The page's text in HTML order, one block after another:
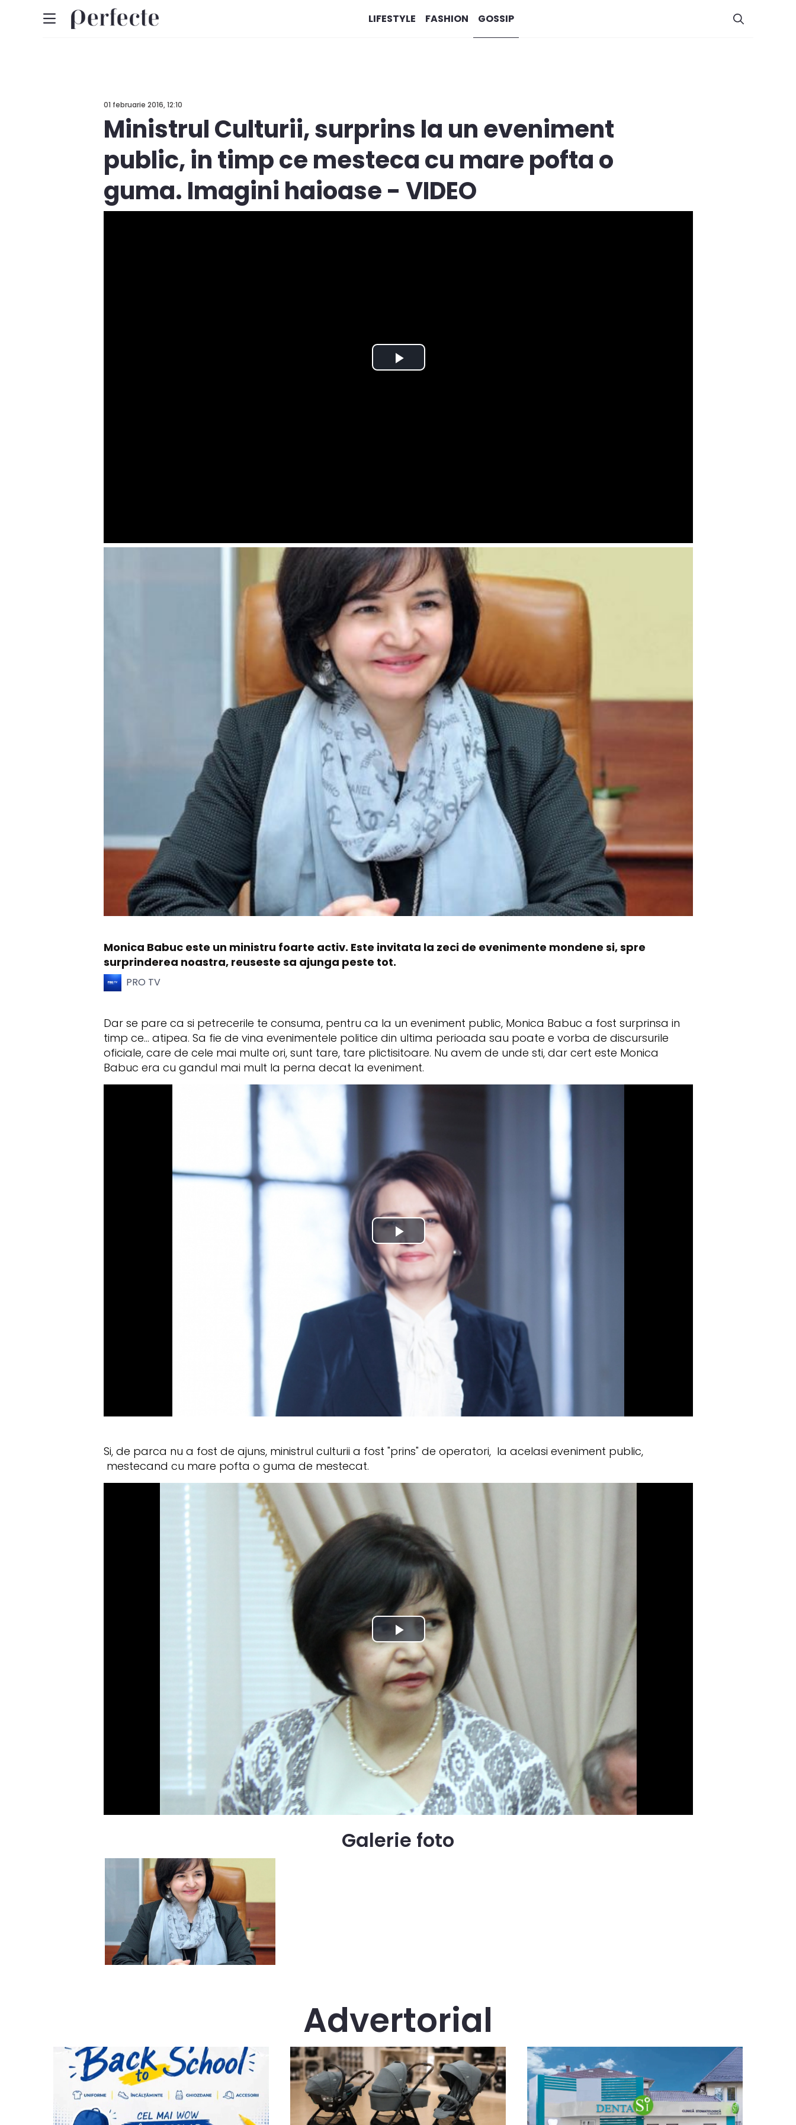
LIFESTYLE FASHION GOSSIP
01 februarie 2016, 12:10
Ministrul Culturii, surprins la un eveniment
public, in timp ce mesteca cu mare pofta o
guma. Imagini haioase - VIDEO
Monica Babuc este un ministru foarte activ. Este invitata la zeci de evenimente mondene si, spre
surprinderea noastra, reuseste sa ajunga peste tot.
PRO TV
Dar se pare ca si petrecerile te consuma, pentru ca la un eveniment public, Monica Babuc a fost surprinsa in
timp ce... atipea. Sa fie de vina evenimentele politice din ultima perioada sau poate e vorba de discursurile
oficiale, care de cele mai multe ori, sunt tare, tare plictisitoare. Nu avem de unde sti, dar cert este Monica
Babuc era cu gandul mai mult la perna decat la eveniment.
Si, de parca nu a fost de ajuns, ministrul culturii a fost "prins" de operatori, la acelasi eveniment public,
mestecand cu mare pofta o guma de mestecat.
Galerie foto
Advertorial